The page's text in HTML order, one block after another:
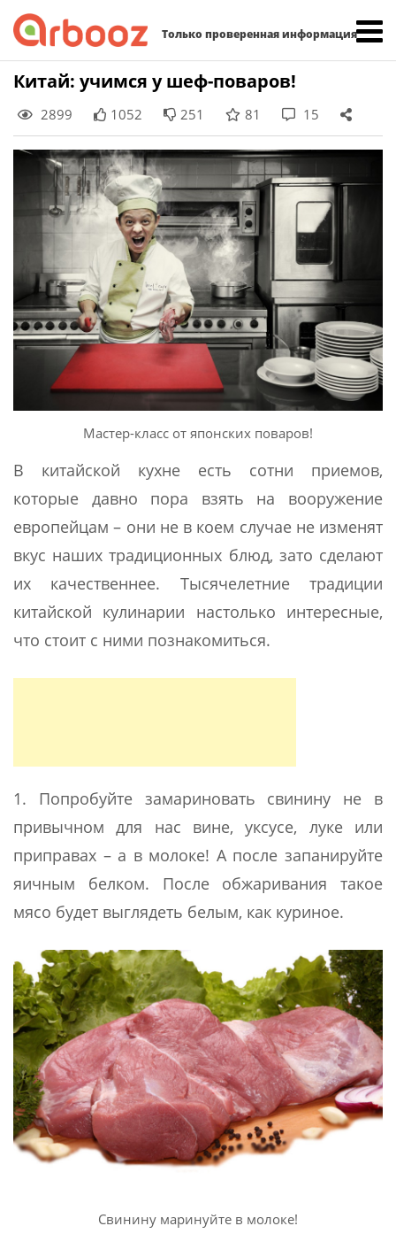
Только проверенная информация
Skip
content
Китай: учимся у шеф-поваров!
2899 1052 251 81 15
Мастер-класс от японских поваров!
В китайской кухне есть сотни приемов,
которые давно пора взять на вооружение
европейцам – они не в коем случае не изменят
вкус наших традиционных блюд, зато сделают
их качественнее. Тысячелетние традиции
китайской кулинарии настолько интересные,
что стоит с ними познакомиться.
1. Попробуйте замариновать свинину не в
привычном для нас вине, уксусе, луке или
приправах – а в молоке! А после запанируйте
яичным белком. После обжаривания такое
мясо будет выглядеть белым, как куриное.
Свинину маринуйте в молоке!
Найти: